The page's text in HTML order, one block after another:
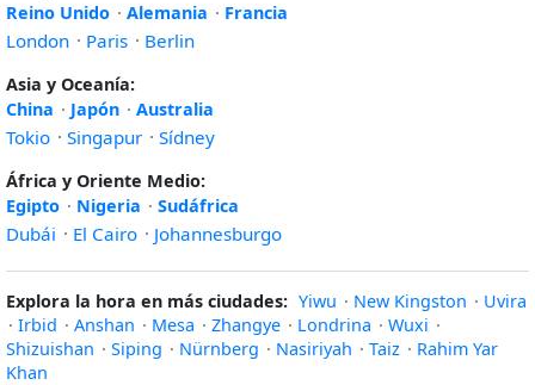
Reino Unido · Alemania · Francia
London · Paris · Berlin
Asia y Oceanía:
China · Japón · Australia
Tokio · Singapur · Sídney
África y Oriente Medio:
Egipto · Nigeria · Sudáfrica
Dubái · El Cairo · Johannesburgo
Explora la hora en más ciudades: Yiwu · New Kingston · Uvira
· Irbid · Anshan · Mesa · Zhangye · Londrina · Wuxi ·
Shizuishan · Siping · Nürnberg · Nasiriyah · Taiz · Rahim Yar
Khan